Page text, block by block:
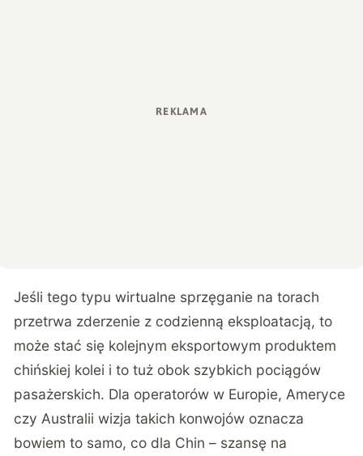
Jeśli tego typu wirtualne sprzęganie na torach
przetrwa zderzenie z codzienną eksploatacją, to
może stać się kolejnym eksportowym produktem
chińskiej kolei i to tuż obok szybkich pociągów
pasażerskich. Dla operatorów w Europie, Ameryce
czy Australii wizja takich konwojów oznacza
bowiem to samo, co dla Chin – szansę na